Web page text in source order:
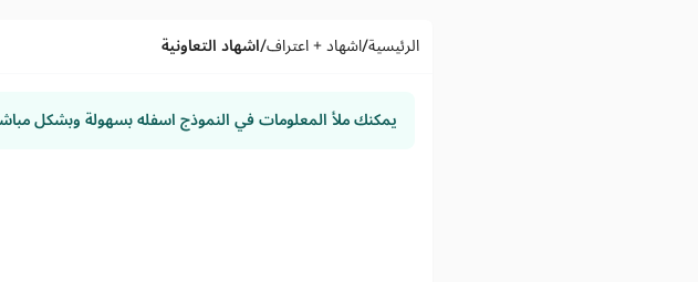
الرئيسية/اشهاد + اعتراف/اشهاد التعاونية
يمكنك ملأ المعلومات في النموذج اسفله بسهولة وبشكل